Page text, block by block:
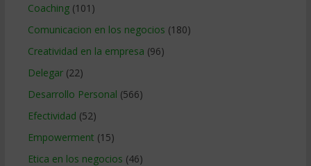
Coaching(101)
Comunicacion en los negocios (180)
Creatividad en la empresa (96)
Delegar(22)
Desarrollo Personal (566)
Efectividad (52)
Empowerment (15)
Etica en los negocios (46)